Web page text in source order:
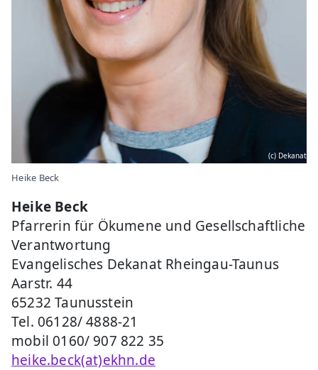
(c) Dekanat
Heike Beck
Heike Beck
Pfarrerin für Ökumene und Gesellschaftliche
Verantwortung
Evangelisches Dekanat Rheingau-Taunus
Aarstr. 44
65232 Taunusstein
Tel. 06128/ 4888-21
mobil 0160/ 907 822 35
heike.beck(at)ekhn.de